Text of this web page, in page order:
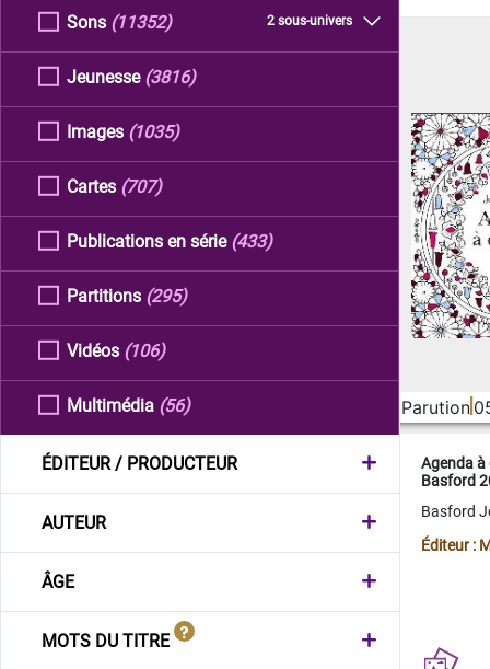
Sons 2 sous-univers
(11352)
Jeunesse (3816)
Images (1035)
Cartes (707)
Publications en série (433)
Partitions (295)
Vidéos (106)
Multimédia (56)
ÉDITEUR / PRODUCTEUR
AUTEUR
ÂGE
MOTS DU TITRE
Parution
Agenda
Basford
Basford
Éditeur :